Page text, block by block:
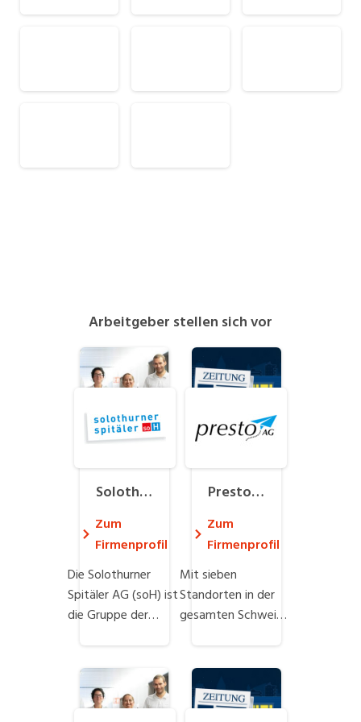
Industrie, Maschinenbau, Anlagenbau,
Marketing, Kommunikation, Medien, Druck
Aussendienst
Arbeitgeber stellen sich vor
Solothu
rner Spi
täler AG
Zum
Firmenprofil
Die Solothurner
Spitäler AG (soH) ist
die Gruppe der
gehören das
Bürgerspital
Solothurn, das
Presto P
resse-V
ertriebs
Zum
Firmenprofil
Mit sieben
Standorten in der
gesamten Schweiz
wir den
Zeitungsabonnenten
ihre Lieblingslektüre